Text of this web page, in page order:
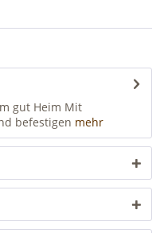
gut Heim Mit
befestigen mehr